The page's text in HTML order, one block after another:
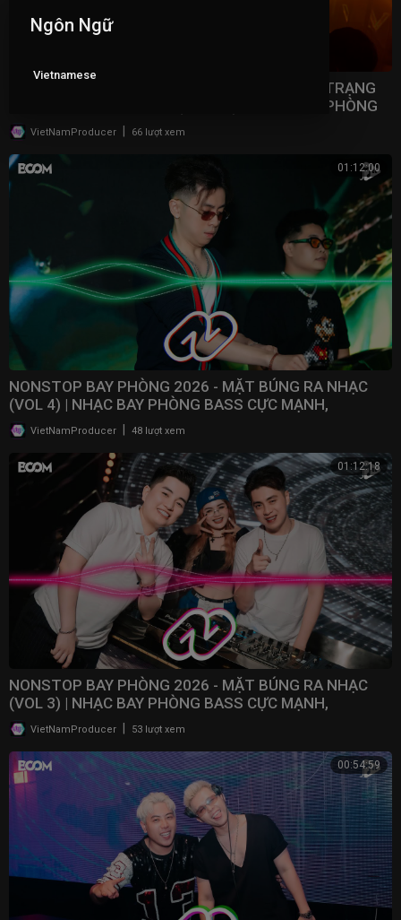
NONSTOP 2025 VINAHOUSE VIỆT MIX - TÂM TRẠNG
NHẤT BẢNG XẾP HẠNG (VOL 15) | NHẠC BAY PHÒNG
2025VietNamProducer 66 lượt xem
01:12:00
NONSTOP BAY PHÒNG 2026 - MẶT BÚNG RA NHẠC
(VOL 4) | NHẠC BAY PHÒNG BASS CỰC MẠNH,
NONSTOP 2025
VietNamProducer 48 lượt xem
01:12:18
NONSTOP BAY PHÒNG 2026 - MẶT BÚNG RA NHẠC
(VOL 3) | NHẠC BAY PHÒNG BASS CỰC MẠNH,
NONSTOP 2025
VietNamProducer | 53 lượt xem
00:54:59
Ngôn Ngữ
Vietnamese